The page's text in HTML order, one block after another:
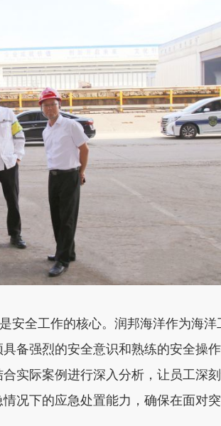
全工作的核心。润邦海洋作为海洋
备强烈的安全意识和熟练的安全操
实际案例进行深入分析，让员工深
况下的应急处置能力，确保在面对